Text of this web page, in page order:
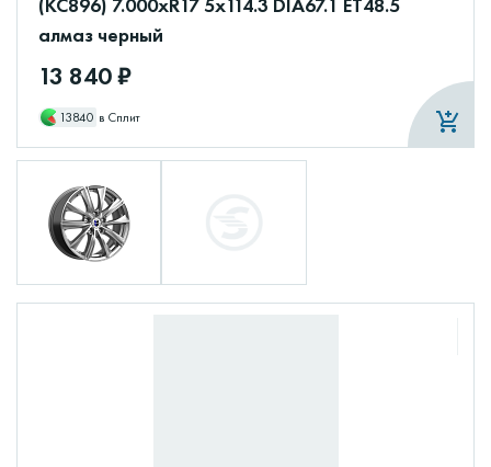
алмаз черный
13 840 ₽
13840 в Сплит